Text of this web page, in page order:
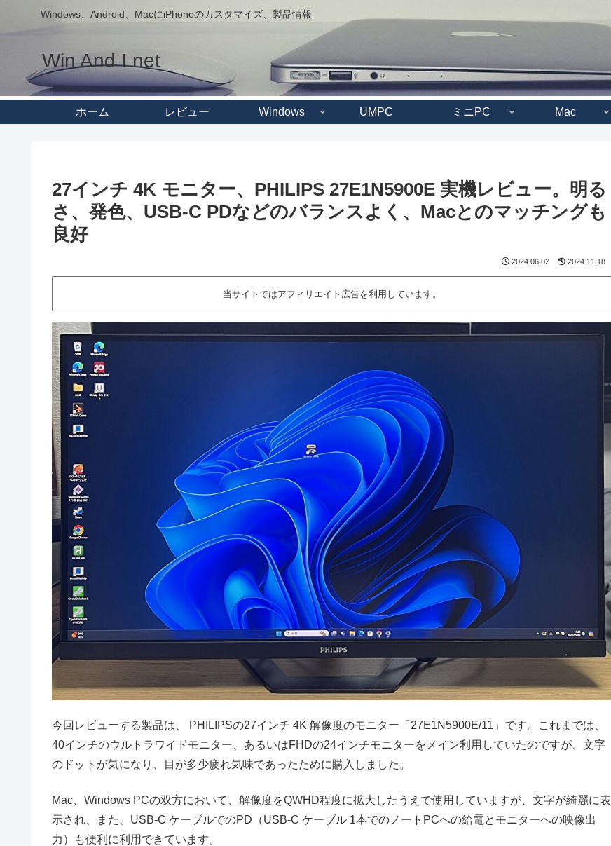
Windows、Android、MacにiPhoneのカスタマイズ、製品情報
Win And I net
ホーム レビュー Windows UMPC ミニPC Mac
27インチ 4K モニター、PHILIPS 27E1N5900E 実機レビュー。明る
さ、発色、USB-C PDなどのバランスよく、Macとのマッチングも
良好
2024.06.02 2024.11.18
当サイトではアフィリエイト広告を利用しています。
今回レビューする製品は、 PHILIPSの27インチ 4K 解像度のモニター「27E1N5900E/11」です。これまでは、
40インチのウルトラワイドモニター、あるいはFHDの24インチモニターをメイン利用していたのですが、文字
のドットが気になり、目が多少疲れ気味であったために購入しました。
Mac、Windows PCの双方において、解像度をQWHD程度に拡大したうえで使用していますが、文字が綺麗に表
示され、また、USB-C ケーブルでのPD（USB-C ケーブル 1本でのノートPCへの給電とモニターへの映像出
力）も便利に利用できています。